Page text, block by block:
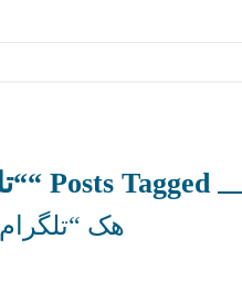
Posts Tagged ““تلگرام رابطه”
هک